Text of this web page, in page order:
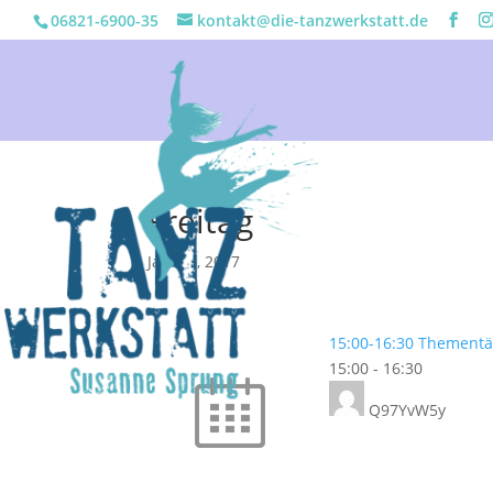
06821-6900-35 kontakt@die-tanzwerkstatt.de
Freitag
Jan. 23, 2017
15:00-16:30
15:00 - 16:30
Q97YvW5y